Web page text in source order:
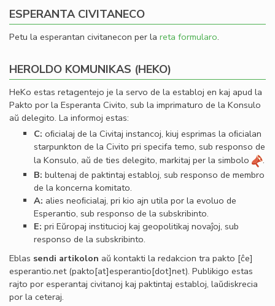
ESPERANTA CIVITANECO
Petu la esperantan civitanecon per la reta formularo.
HEROLDO KOMUNIKAS (HEKO)
HeKo estas retagentejo je la servo de la establoj en kaj apud la
Pakto por la Esperanta Civito, sub la imprimaturo de la Konsulo
aŭ delegito. La informoj estas:
C: oﬁcialaj de la Civitaj instancoj, kiuj esprimas la oﬁcialan
starpunkton de la Civito pri specifa temo, sub responso de
la Konsulo, aŭ de ties delegito, markitaj per la simbolo
.
B: bultenaj de paktintaj establoj, sub responso de membro
de la koncerna komitato.
A: alies neoﬁcialaj, pri kio ajn utila por la evoluo de
Esperantio, sub responso de la subskribinto.
E: pri Eŭropaj institucioj kaj geopolitikaj novaĵoj, sub
responso de la subskribinto.
Eblas sendi artikolon aŭ kontakti la redakcion tra pakto [ĉe]
esperantio.net(pakto[at]esperantio[dot]net). Publikigo estas
rajto por esperantaj civitanoj kaj paktintaj establoj, laŭdiskrecia
por la ceteraj.